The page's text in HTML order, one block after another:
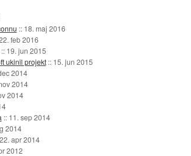
:: 18. maj 2016
feb 2016
:: 19. jun 2015
ukinil projekt :: 15. jun 2015
2014
2014
2014
:: 11. sep 2014
2014
22. apr 2014
2012